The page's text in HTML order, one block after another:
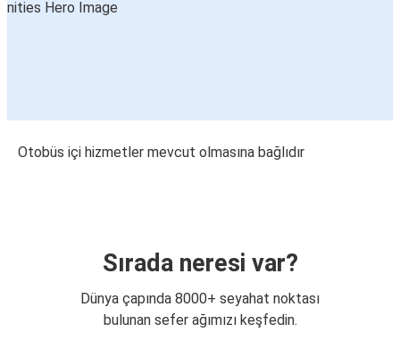
Otobüs içi hizmetler mevcut olmasına bağlıdır
Sırada neresi var?
Dünya çapında 8000+ seyahat noktası
bulunan sefer ağımızı keşfedin.